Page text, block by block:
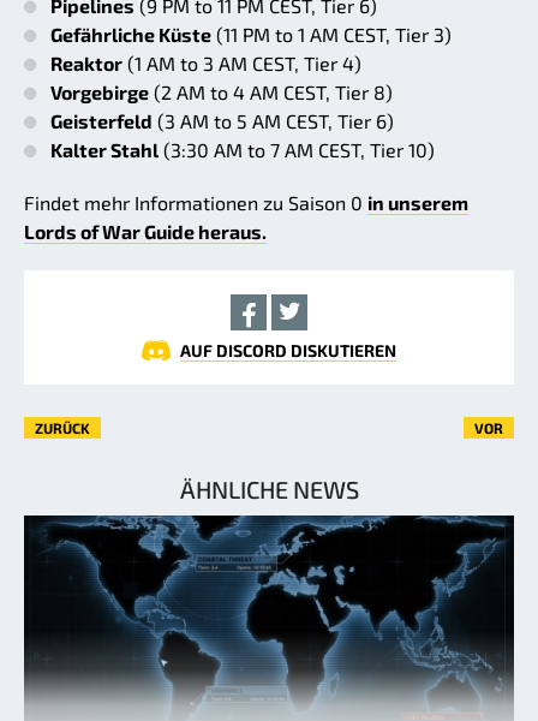
Pipelines (9 PM to 11 PM CEST, Tier 6)
Gefährliche Küste (11 PM to 1 AM CEST, Tier 3)
Reaktor (1 AM to 3 AM CEST, Tier 4)
Vorgebirge (2 AM to 4 AM CEST, Tier 8)
Geisterfeld (3 AM to 5 AM CEST, Tier 6)
Kalter Stahl (3:30 AM to 7 AM CEST, Tier 10)
Findet mehr Informationen zu Saison 0 in unserem
Lords of War Guide heraus.
AUF DISCORD DISKUTIEREN
ZURÜCK VOR
ÄHNLICHE NEWS